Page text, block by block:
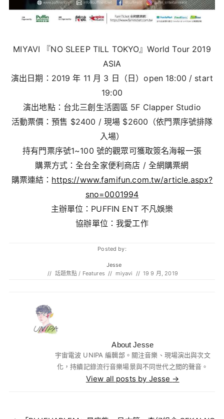
MIYAVI 『NO SLEEP TILL TOKYO』World Tour 2019
ASIA
演出日期：2019 年 11 月 3 日（日）open 18:00 / start
19:00
演出地點：台北三創生活園區 5F Clapper Studio
活動票價：預售 $2400 / 現場 $2600（依門票序號排隊
入場）
持有門票序號1~100 號的觀眾可獲取簽名海報一張
購票方式：全台全家便利商店 / 全網購票網
購票連結： https://www.famifun.com.tw/article.aspx?
sno=0001994
主辦單位：PUFFIN ENT 不凡娛樂
協辦單位：我愛工作
Posted by:
Jesse
// 話題焦點 / Features // miyavi // 19 9 月, 2019
About Jesse
宇宙電波 UNIPA 編輯部。關注音樂、現場演出與次文
化，持續記錄流行音樂場景與不同世代之間的聲音。
View all posts by Jesse →